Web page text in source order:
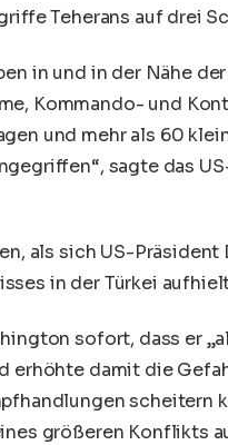
Teherans auf drei
in und in der Nähe
Kommando- und
und mehr als 60
sagte das
als sich US-
in der Türkei
sofort, dass er
erhöhte damit die
scheitern
größeren Konflikts